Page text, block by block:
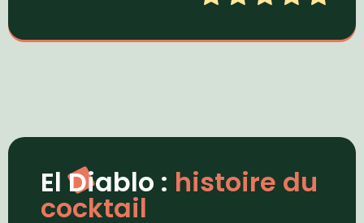
El Diablo : histoire du
cocktail